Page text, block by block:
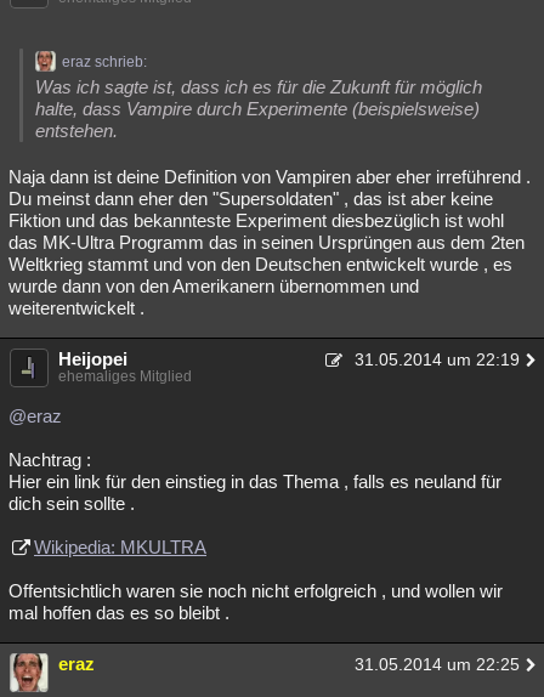
eraz schrieb:
Was ich sagte ist, dass ich es für die Zukunft für möglich
halte, dass Vampire durch Experimente (beispielsweise)
entstehen.
Naja dann ist deine Definition von Vampiren aber eher irreführend .
Du meinst dann eher den "Supersoldaten" , das ist aber keine
Fiktion und das bekannteste Experiment diesbezüglich ist wohl
das MK-Ultra Programm das in seinen Ursprüngen aus dem 2ten
Weltkrieg stammt und von den Deutschen entwickelt wurde , es
wurde dann von den Amerikanern übernommen und
weiterentwickelt .
Heijopei 31.05.2014 um 22:19
ehemaliges Mitglied
@eraz
Nachtrag :
Hier ein link für den einstieg in das Thema , falls es neuland für
dich sein sollte .
Wikipedia: MKULTRA
Offentsichtlich waren sie noch nicht erfolgreich , und wollen wir
mal hoffen das es so bleibt .
eraz 31.05.2014 um 22:25